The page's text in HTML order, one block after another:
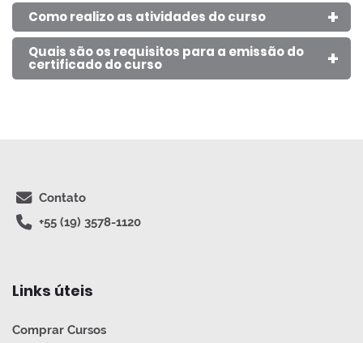
Como realizo as atividades do curso
Quais são os requisitos para a emissão do
certificado do curso
Contato
+55 (19) 3578-1120
Links úteis
Comprar Cursos